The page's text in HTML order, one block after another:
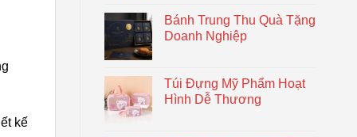
Bánh Trung Thu Quà Tặng
Doanh Nghiệp
Túi Đựng Mỹ Phẩm Hoạt
Hình Dễ Thương
kế